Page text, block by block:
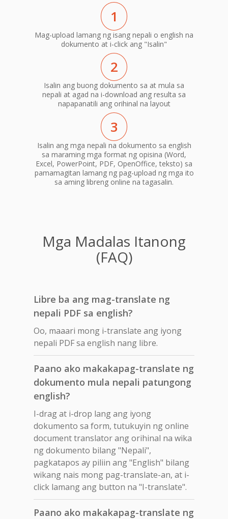
1
Mag-upload lamang ng isang nepali o english na
dokumento at i-click ang "Isalin"
2
Isalin ang buong dokumento sa at mula sa
nepali at agad na i-download ang resulta sa
napapanatili ang orihinal na layout
3
Isalin ang mga nepali na dokumento sa english
sa maraming mga format ng opisina (Word,
Excel, PowerPoint, PDF, OpenOffice, teksto) sa
pamamagitan lamang ng pag-upload ng mga ito
sa aming libreng online na tagasalin.
Mga Madalas Itanong
(FAQ)
Libre ba ang mag-translate ng
nepali PDF sa english?
Oo, maaari mong i-translate ang iyong
nepali PDF sa english nang libre.
Paano ako makakapag-translate ng
dokumento mula nepali patungong
english?
I-drag at i-drop lang ang iyong
dokumento sa form, tutukuyin ng online
document translator ang orihinal na wika
ng dokumento bilang "Nepali",
pagkatapos ay piliin ang "English" bilang
wikang nais mong pag-translate-an, at i-
click lamang ang button na "I-translate".
Paano ako makakapag-translate ng